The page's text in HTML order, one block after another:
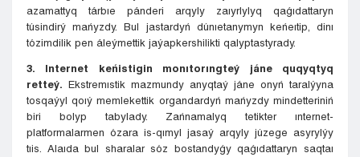
azamattyq tárbıe pánderi arqyly zaıyrlylyq qaǵıdattaryn
túsindirý mańyzdy. Bul jastardyń dúnıetanymyn keńeıtip, dinı
tózimdilik pen áleýmettik jaýapkershilikti qalyptastyrady.
3. Internet keńistigin monıtorıngteý jáne quqyqtyq
retteý. Ekstremıstik mazmundy anyqtaý jáne onyń taralýyna
tosqaýyl qoıý memlekettik organdardyń mańyzdy mindetteriniń
biri bolyp tabylady. Zańnamalyq tetikter ınternet-
platformalarmen ózara is-qımyl jasaý arqyly júzege asyrylýy
tıis. Alaıda bul sharalar sóz bostandyǵy qaǵıdattaryn saqtaı